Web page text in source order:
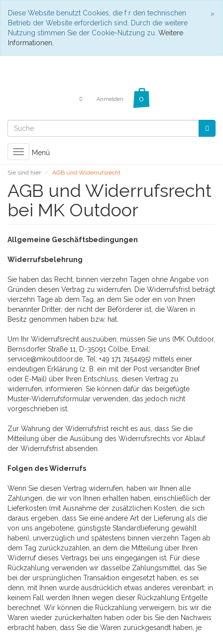
×
Diese Website benutzt Cookies, die f r den technischen
Betrieb der Website erforderlich sind. Durch die weitere
Nutzung stimmen Sie der Cookie-Nutzung zu. Weitere
Informationen.
Anmelden
Toggle
navigation
Menü
Sie sind hier: AGB und Widerrufsrecht
AGB und Widerrufsrecht
bei MK Outdoor
Allgemeine Geschäftsbedingungen
Widerrufsbelehrung
Sie haben das Recht, binnen vierzehn Tagen ohne Angabe von
Gründen diesen Vertrag zu widerrufen. Die Widerrufsfrist beträgt
vierzehn Tage ab dem Tag, an dem Sie oder ein von Ihnen
benannter Dritter, der nicht der Beförderer ist, die Waren in
Besitz genommen haben bzw. hat.
Um Ihr Widerrufsrecht auszuüben, müssen Sie uns (MK Outdoor,
Bernsdorfer Straße 11, D-35091 Cölbe, Email:
service@mkoutdoor.de, Tel: +49 171 7454495) mittels einer
eindeutigen Erklärung (z. B. ein mit der Post versandter Brief
oder E-Mail) über Ihren Entschluss, diesen Vertrag zu
widerrufen, informieren. Sie können dafür das beigefügte
Muster-Widerrufsformular verwenden, das jedoch nicht
vorgeschrieben ist.
Zur Wahrung der Widerrufsfrist reicht es aus, dass Sie die
Mitteilung über die Ausübung des Widerrufsrechts vor Ablauf
der Widerrufsfrist absenden.
Folgen des Widerrufs
Wenn Sie diesen Vertrag widerrufen, haben wir Ihnen alle
Zahlungen, die wir von Ihnen erhalten haben, einschließlich der
Lieferkosten (mit Ausnahme der zusätzlichen Kosten, die sich
daraus ergeben, dass Sie eine andere Art der Lieferung als die
von uns angebotene, günstigste Standardlieferung gewählt
haben), unverzüglich und spätestens binnen vierzehn Tagen ab
dem Tag zurückzuzahlen, an dem die Mitteilung über Ihren
Widerruf dieses Vertrags bei uns eingegangen ist. Für diese
Rückzahlung verwenden wir dasselbe Zahlungsmittel, das Sie
bei der ursprünglichen Transaktion eingesetzt haben, es sei
denn, mit Ihnen wurde ausdrücklich etwas anderes vereinbart; in
keinem Fall werden Ihnen wegen dieser Rückzahlung Entgelte
berechnet. Wir können die Rückzahlung verweigern, bis wir die
Waren wieder zurückerhalten haben oder bis Sie den Nachweis
erbracht haben, dass Sie die Waren zurückgesandt haben, je